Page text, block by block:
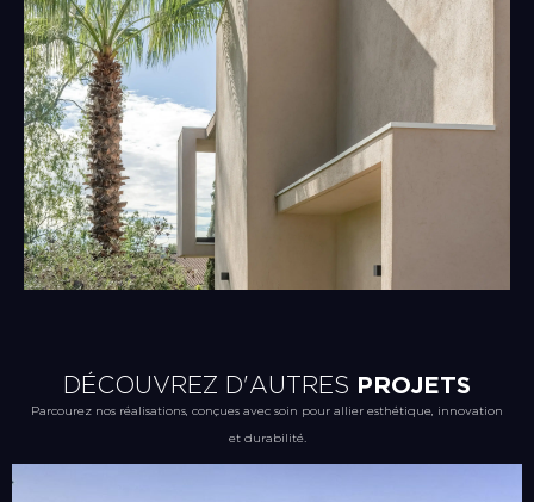
DÉCOUVREZ D'AUTRES PROJETS
Parcourez nos réalisations, conçues avec soin pour allier esthétique, innovation
et durabilité.